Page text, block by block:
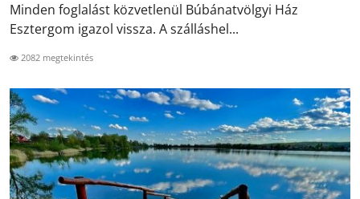
Minden foglalást közvetlenül Búbánatvölgyi Ház
Esztergom igazol vissza. A szálláshel...
2082 megtekintés